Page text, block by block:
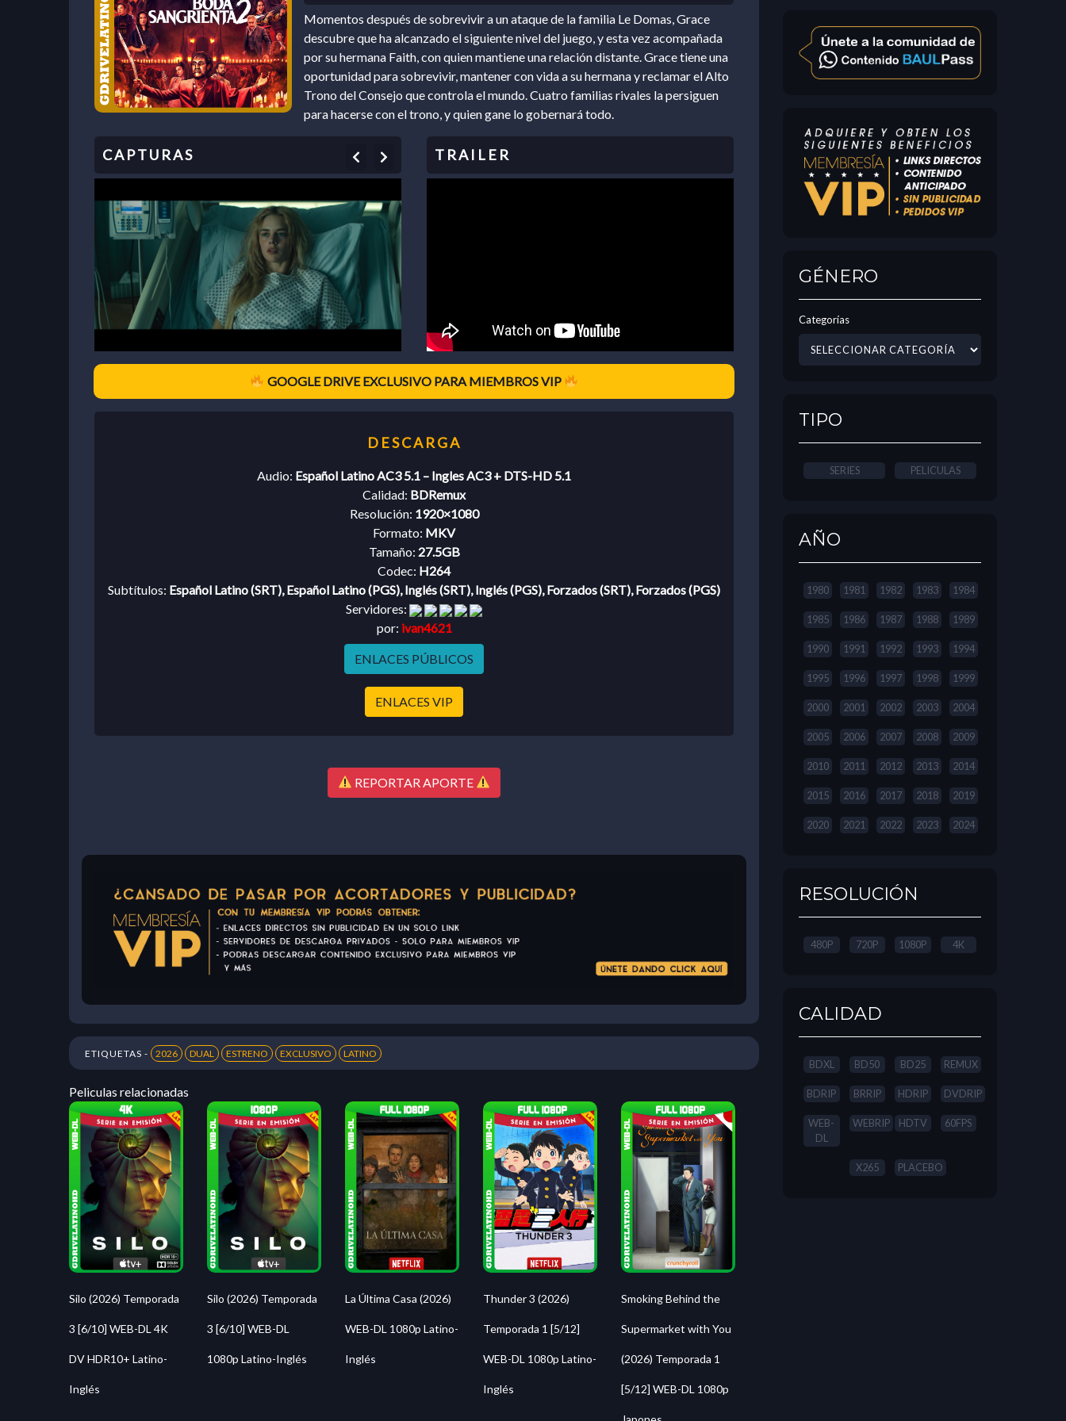
Momentos después de sobrevivir a un ataque de la familia Le Domas, Grace
descubre que ha alcanzado el siguiente nivel del juego, y esta vez acompañada
por su hermana Faith, con quien mantiene una relación distante. Grace tiene una
oportunidad para sobrevivir, mantener con vida a su hermana y reclamar el Alto
Trono del Consejo que controla el mundo. Cuatro familias rivales la persiguen
para hacerse con el trono, y quien gane lo gobernará todo.
Previous
GOOGLE DRIVE EXCLUSIVO PARA MIEMBROS VIP
Audio: Español Latino AC3 5.1 – Ingles AC3 + DTS-HD 5.1
Calidad: BDRemux
Resolución: 1920×1080
Formato: MKV
Tamaño: 27.5GB
Codec: H264
Subtítulos: Español Latino (SRT), Español Latino (PGS), Inglés (SRT), Inglés (PGS), Forzados (SRT), Forzados (PGS)
Servidores:
por: ivan4621
ENLACES PÚBLICOS
ENLACES VIP
REPORTAR APORTE
ETIQUETAS - 2026 DUAL ESTRENO EXCLUSIVO LATINO
Peliculas relacionadas
Silo (2026) Temporada
3 [6/10] WEB-DL 4K
DV HDR10+ Latino-
Inglés
Silo (2026) Temporada
3 [6/10] WEB-DL
1080p Latino-Inglés
La Última Casa (2026)
WEB-DL 1080p Latino-
Inglés
Thunder 3 (2026)
Temporada 1 [5/12]
WEB-DL 1080p Latino-
Inglés
Smoking Behind the
Supermarket with You
(2026) Temporada 1
[5/12] WEB-DL 1080p
GÉNERO
Categorías
TIPO
SERIES PELICULAS
AÑO
1980 1981 1982 1983 1984
1985 1986 1987 1988 1989
1990 1991 1992 1993 1994
1995 1996 1997 1998 1999
2000 2001 2002 2003 2004
2005 2006 2007 2008 2009
2010 2011 2012 2013 2014
2015 2016 2017 2018 2019
2020 2021 2022 2023 2024
RESOLUCIÓN
480P 720P 1080P 4K
CALIDAD
BDXL BD50 BD25 REMUX
BDRIP BRRIP HDRIP DVDRIP
WEB-
DL
WEBRIP HDTV 60FPS
X265 PLACEBO